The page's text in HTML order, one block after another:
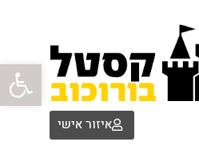
פתח
איזור אישי